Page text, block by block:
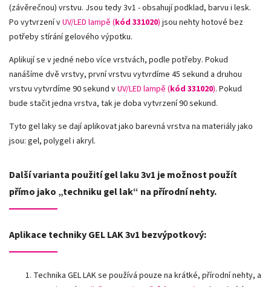
(závěrečnou) vrstvu. Jsou tedy 3v1 - obsahují podklad, barvu i lesk.
Po vytvrzení vUV/LED lampě (kód 331020) jsou nehty hotové bez
potřeby stírání gelového výpotku.
Aplikují se v jedné nebo více vrstvách, podle potřeby. Pokud
nanášíme dvě vrstvy, první vrstvu vytvrdíme 45 sekund a druhou
vrstvu vytvrdíme 90 sekund vUV/LED lampě (kód 331020). Pokud
bude stačit jedna vrstva, tak je doba vytvrzení 90 sekund.
Tyto gel laky se dají aplikovat jako barevná vrstva na materiály jako
jsou: gel, polygel i akryl.
Další varianta použití gel laku 3v1 je možnost použít
přímo jako „techniku gel lak“ na přírodní nehty.
Aplikace techniky GEL LAK 3v1 bezvýpotkový:
Technika GEL LAK se používá pouze na krátké, přírodní nehty, a